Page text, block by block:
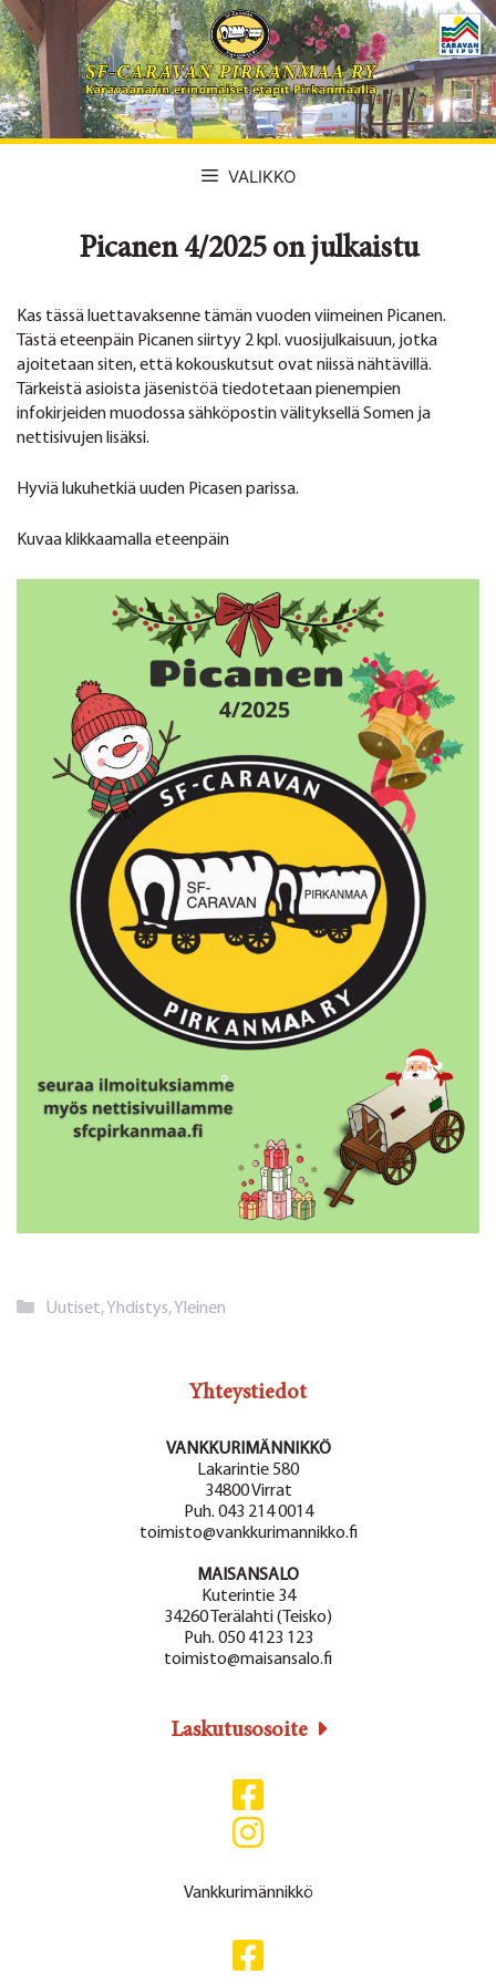
Siirry
sisältöön
VALIKKO
Picanen 4/2025 on julkaistu
Kas tässä luettavaksenne tämän vuoden viimeinen Picanen.
Tästä eteenpäin Picanen siirtyy 2 kpl. vuosijulkaisuun, jotka
ajoitetaan siten, että kokouskutsut ovat niissä nähtävillä.
Tärkeistä asioista jäsenistöä tiedotetaan pienempien
infokirjeiden muodossa sähköpostin välityksellä Somen ja
nettisivujen lisäksi.
Hyviä lukuhetkiä uuden Picasen parissa.
Kuvaa klikkaamalla eteenpäin
Kategoriat
Uutiset,Yhdistys,Yleinen
Yhteystiedot
VANKKURIMÄNNIKKÖ
Lakarintie 580
34800 Virrat
Puh. 043 214 0014
toimisto@vankkurimannikko.fi
MAISANSALO
Kuterintie 34
34260 Terälahti (Teisko)
Puh. 050 4123 123
toimisto@maisansalo.fi
Laskutusosoite
Vankkurimännikkö